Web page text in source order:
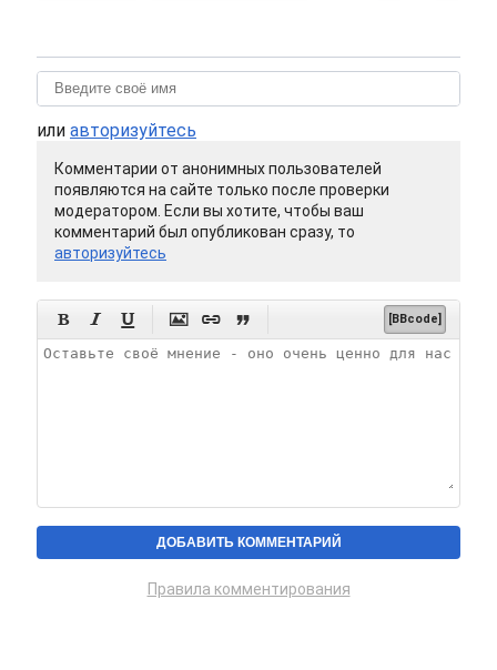
или авторизуйтесь
Комментарии от анонимных пользователей
появляются на сайте только после проверки
модератором. Если вы хотите, чтобы ваш
комментарий был опубликован сразу, то
авторизуйтесь
      [BBcode]
Правила комментирования